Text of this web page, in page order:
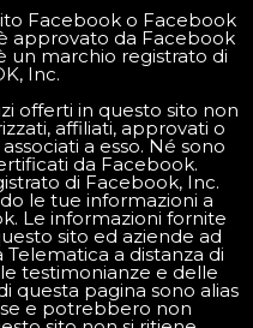
Facebook o Facebook
approvato da Facebook
un marchio registrato di
Inc.
offerti in questo sito non
affiliati, approvati o
a esso. Né sono
da Facebook.
di Facebook, Inc.
le tue informazioni a
Le informazioni fornite
sito ed aziende ad
a distanza di
testimonianze e delle
questa pagina sono alias
e potrebbero non